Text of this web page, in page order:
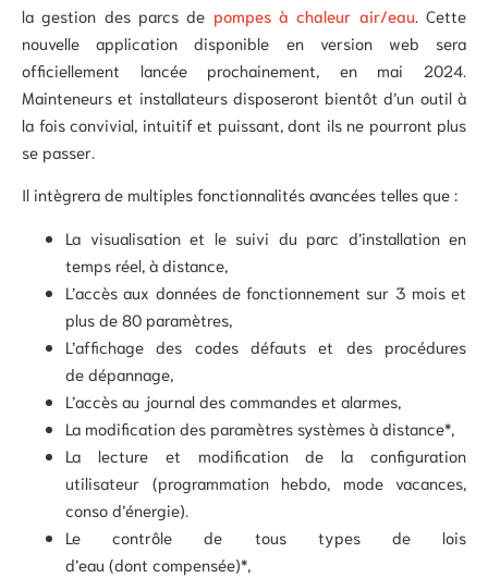
la gestion des parcs de pompes à chaleur air/eau. Cette
nouvelle application disponible en version web sera
officiellement lancée prochainement, en mai 2024.
Mainteneurs et installateurs disposeront bientôt d’un outil à
la fois convivial, intuitif et puissant, dont ils ne pourront plus
se passer.
Il intègrera de multiples fonctionnalités avancées telles que :
La visualisation et le suivi du parc d’installation en
temps réel, à distance,
L’accès aux données de fonctionnement sur 3 mois et
plus de 80 paramètres,
L’affichage des codes défauts et des procédures
de dépannage,
L’accès au journal des commandes et alarmes,
La modification des paramètres systèmes à distance*,
La lecture et modification de la configuration
utilisateur (programmation hebdo, mode vacances,
conso d’énergie).
Le contrôle de tous types de lois
d’eau (dont compensée)*,